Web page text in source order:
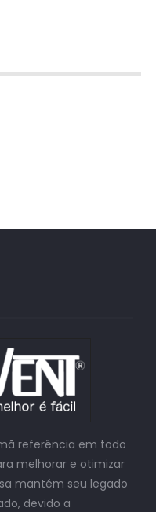
referência em todo
melhorar e otimizar
mantém seu legado
devido a